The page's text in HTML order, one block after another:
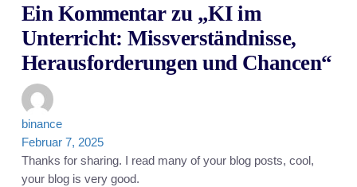
Ein Kommentar zu „KI im
Unterricht: Missverständnisse,
Herausforderungen und Chancen“
binance
Februar 7, 2025
Thanks for sharing. I read many of your blog posts, cool,
your blog is very good.